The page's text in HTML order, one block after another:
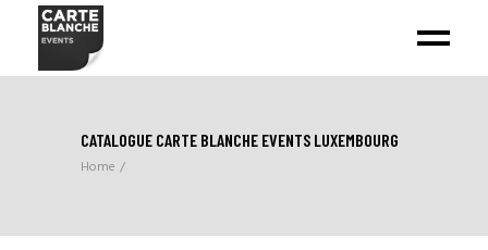
CATALOGUE CARTE BLANCHE EVENTS LUXEMBOURG